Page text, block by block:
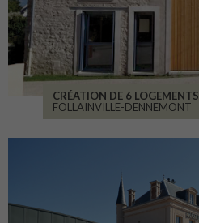
CRÉATION DE 6 LOGEMENTS
FOLLAINVILLE-DENNEMONT